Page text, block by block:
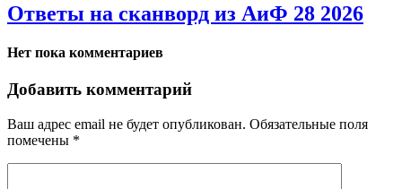
Ответы на сканворд из АиФ 28 2026
Нет пока комментариев
Добавить комментарий
Ваш адрес email не будет опубликован. Обязательные поля
помечены *